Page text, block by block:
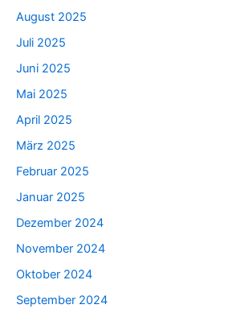
August 2025
Juli 2025
Juni 2025
Mai 2025
April 2025
März 2025
Februar 2025
Januar 2025
Dezember 2024
November 2024
Oktober 2024
September 2024